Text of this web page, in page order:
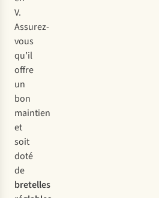
V.
Assurez-
vous
qu’il
offre
un
bon
maintien
et
soit
doté
de
bretelles